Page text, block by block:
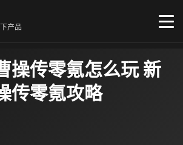
产品
操传零氪怎么玩 新
传零氪攻略